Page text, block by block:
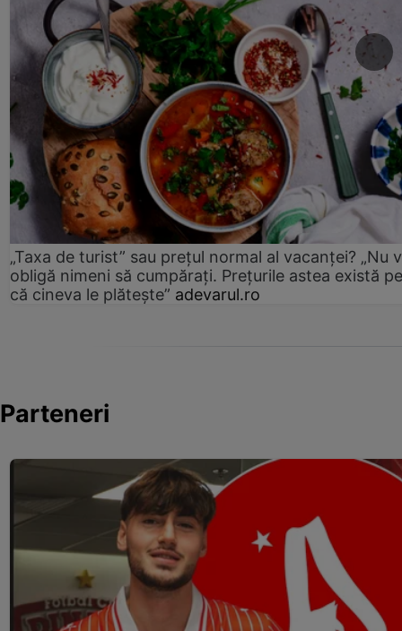
„Taxa de turist” sau prețul normal al vacanței? „Nu
obligă nimeni să cumpărați. Prețurile astea există
că cineva le plătește” adevarul.ro
Parteneri